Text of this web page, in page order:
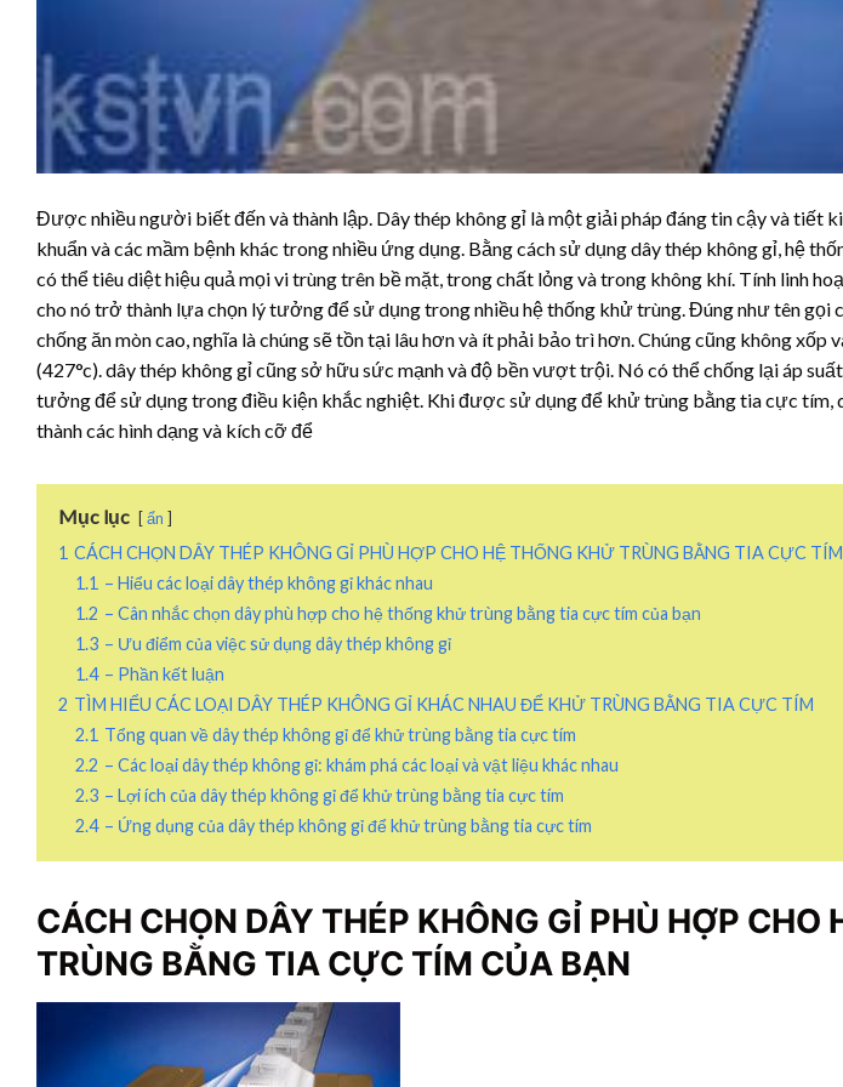
Được nhiều người biết đến và thành lập. Dây thép không gỉ là một giải pháp đáng tin cậy và tiết
khuẩn và các mầm bệnh khác trong nhiều ứng dụng. Bằng cách sử dụng dây thép không gỉ, hệ
có thể tiêu diệt hiệu quả mọi vi trùng trên bề mặt, trong chất lỏng và trong không khí. Tính linh
cho nó trở thành lựa chọn lý tưởng để sử dụng trong nhiều hệ thống khử trùng. Đúng như tên gọi
chống ăn mòn cao, nghĩa là chúng sẽ tồn tại lâu hơn và ít phải bảo trì hơn. Chúng cũng không
(427°c). dây thép không gỉ cũng sở hữu sức mạnh và độ bền vượt trội. Nó có thể chống lại áp
tưởng để sử dụng trong điều kiện khắc nghiệt. Khi được sử dụng để khử trùng bằng tia cực tím,
thành các hình dạng và kích cỡ để
Mục lục ẩn
1 CÁCH CHỌN DÂY THÉP KHÔNG GỈ PHÙ HỢP CHO HỆ THỐNG KHỬ TRÙNG BẰNG TIA CỰC
1.1 – Hiểu các loại dây thép không gỉ khác nhau
1.2 – Cân nhắc chọn dây phù hợp cho hệ thống khử trùng bằng tia cực tím của bạn
1.3 – Ưu điểm của việc sử dụng dây thép không gỉ
1.4 – Phần kết luận
2 TÌM HIỂU CÁC LOẠI DÂY THÉP KHÔNG GỈ KHÁC NHAU ĐỂ KHỬ TRÙNG BẰNG TIA CỰC TÍM
2.1 Tổng quan về dây thép không gỉ để khử trùng bằng tia cực tím
2.2 – Các loại dây thép không gỉ: khám phá các loại và vật liệu khác nhau
2.3 – Lợi ích của dây thép không gỉ để khử trùng bằng tia cực tím
2.4 – Ứng dụng của dây thép không gỉ để khử trùng bằng tia cực tím
CÁCH CHỌN DÂY THÉP KHÔNG GỈ PHÙ HỢP CHO
TRÙNG BẰNG TIA CỰC TÍM CỦA BẠN